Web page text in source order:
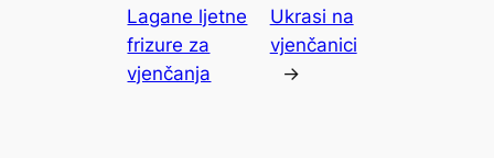
Lagane ljetne
frizure za
vjenčanja
Ukrasi na
vjenčanici
→